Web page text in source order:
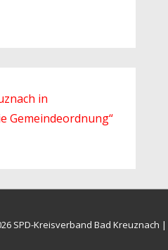
in
Gemeindeordnung“
SPD-Kreisverband Bad Kreuznach |